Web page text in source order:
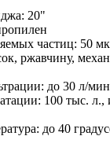
20"
частиц: 50
ржавчину,
до 30 л/мин
100 тыс. л.,
до 40